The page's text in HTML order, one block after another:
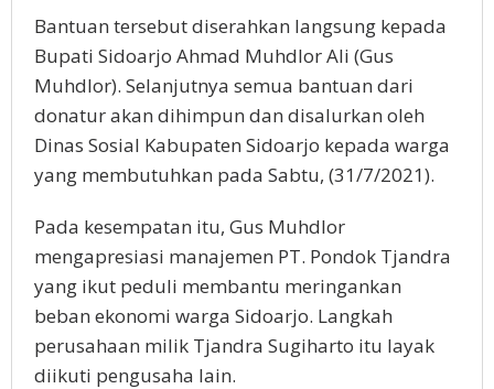
Bantuan tersebut diserahkan langsung kepada
Bupati Sidoarjo Ahmad Muhdlor Ali (Gus
Muhdlor). Selanjutnya semua bantuan dari
donatur akan dihimpun dan disalurkan oleh
Dinas Sosial Kabupaten Sidoarjo kepada warga
yang membutuhkan pada Sabtu, (31/7/2021).
Pada kesempatan itu, Gus Muhdlor
mengapresiasi manajemen PT. Pondok Tjandra
yang ikut peduli membantu meringankan
beban ekonomi warga Sidoarjo. Langkah
perusahaan milik Tjandra Sugiharto itu layak
diikuti pengusaha lain.